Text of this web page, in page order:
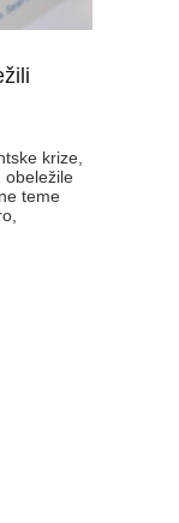
krize,
obeležile
teme